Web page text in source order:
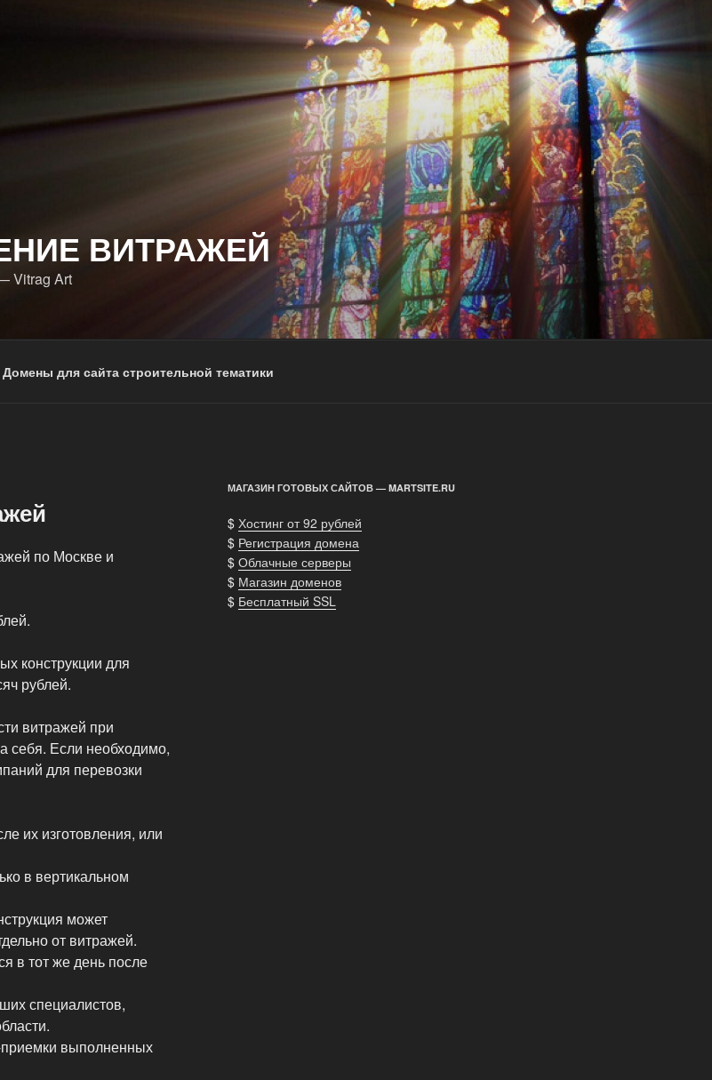
ВИТРАЖЕЙ
Vitrag Art
Домены для сайта строительной тематики
по Москве и
конструкции для
рублей.
витражей при
себя. Если необходимо,
для перевозки
их изготовления, или
в вертикальном
может
от витражей.
в тот же день после
специалистов,
приемки выполненных
МАГАЗИН ГОТОВЫХ САЙТОВ — MARTSITE.RU
$ Хостинг от 92 рублей
$ Регистрация домена
$ Облачные серверы
$ Магазин доменов
$ Бесплатный SSL